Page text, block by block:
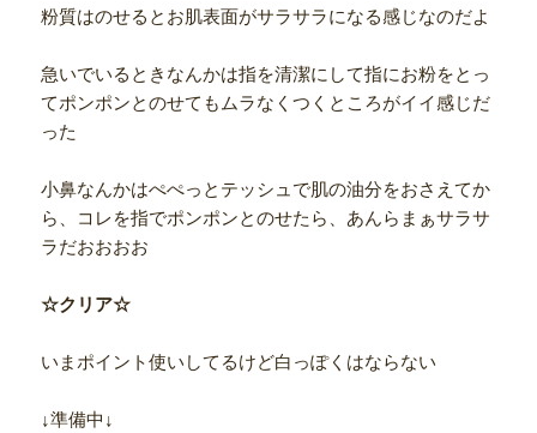
粉質はのせるとお肌表面がサラサラになる感じなのだよ
急いでいるときなんかは指を清潔にして指にお粉をとっ
てポンポンとのせてもムラなくつくところがイイ感じだ
った
小鼻なんかはぺぺっとテッシュで肌の油分をおさえてか
ら、コレを指でポンポンとのせたら、あんらまぁサラサ
ラだおおおお
☆クリア☆
いまポイント使いしてるけど白っぽくはならない
↓準備中↓